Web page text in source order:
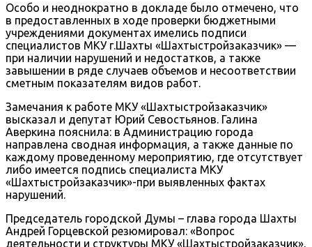
Особо и неоднократно в докладе было отмечено, что
в предоставленных в ходе проверки бюджетными
учреждениями документах имелись подписи
специалистов МКУ г.Шахты «Шахтыстройзаказчик» —
при наличии нарушений и недостатков, а также
завышении в ряде случаев объемов и несоответствии
сметным показателям видов работ.
Замечания к работе МКУ «Шахтыстройзаказчик»
высказал и депутат Юрий Севостьянов. Галина
Аверкина пояснила: в Администрацию города
направлена сводная информация, а также данные по
каждому проведенному мероприятию, где отсутствует
либо имеется подпись специалиста МКУ
«Шахтыстройзаказчик»-при выявленных фактах
нарушений.
Председатель городской Думы – глава города Шахты
Андрей Горцевской резюмировал: «Вопрос
деятельности и структуры МКУ «Шахтыстройзаказчик»,